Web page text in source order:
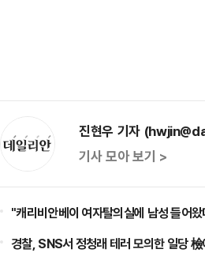
진현우 기자
기사 모아 보기 >
"캐리비안베이 여자탈의실에 남성 들어
경찰, SNS서 정청래 테러 모의한 일당